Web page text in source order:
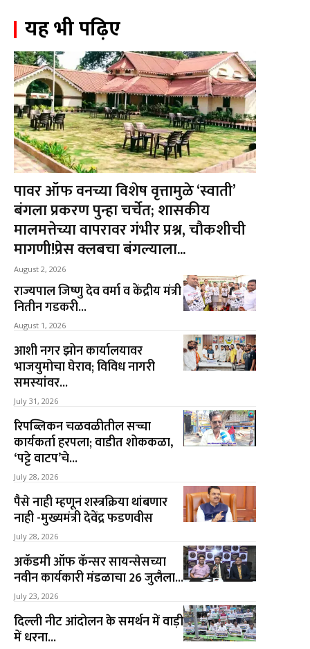
यह भी पढ़िए
पावर ऑफ वनच्या विशेष वृत्तामुळे ‘स्वाती’
बंगला प्रकरण पुन्हा चर्चेत; शासकीय
मालमत्तेच्या वापरावर गंभीर प्रश्न, चौकशीची
मागणी!प्रेस क्लबचा बंगल्याला...
August 2, 2026
राज्यपाल जिष्णु देव वर्मा व केंद्रीय मंत्री
नितीन गडकरी...
August 1, 2026
आशी नगर झोन कार्यालयावर
भाजयुमोचा घेराव; विविध नागरी
समस्यांवर...
July 31, 2026
रिपब्लिकन चळवळीतील सच्चा
कार्यकर्ता हरपला; वाडीत शोककळा,
‘पट्टे वाटप’चे...
July 28, 2026
पैसे नाही म्हणून शस्त्रक्रिया थांबणार
नाही -मुख्यमंत्री देवेंद्र फडणवीस
July 28, 2026
अकॅडमी ऑफ कॅन्सर सायन्सेसच्या
नवीन कार्यकारी मंडळाचा 26 जुलैला...
July 23, 2026
दिल्ली नीट आंदोलन के समर्थन में वाड़ी
में धरना...